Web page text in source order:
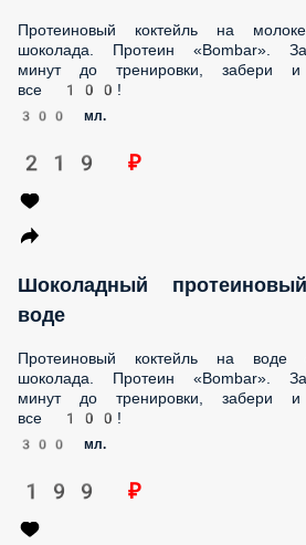
219 ₽
Шоколадный
воде
Протеиновый коктейль на воде со
забери и тренируйся на все 100!
300 мл.
199 ₽
Малиновое печенье